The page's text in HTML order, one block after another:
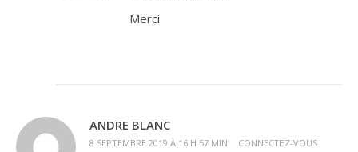
Merci
ANDRE BLANC
8 SEPTEMBRE 2019 À 16 H 57 MIN
CONNECTEZ-VOUS